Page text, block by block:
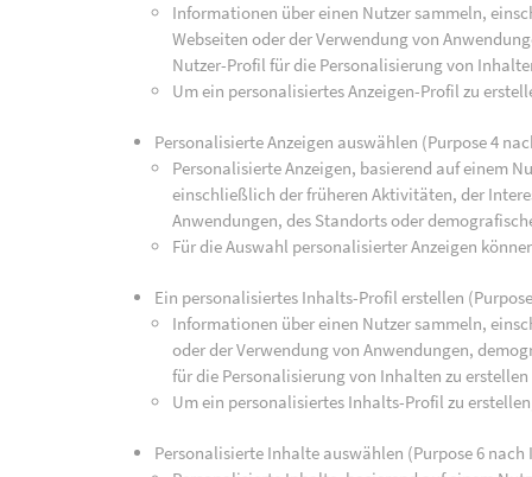
Informationen über einen Nutzer sammeln,
Webseiten oder der Verwendung von
Nutzer-Profil für die Personalisierung von
Um ein personalisiertes Anzeigen-Profil zu
Personalisierte Anzeigen auswählen (Purpose 4
Personalisierte Anzeigen, basierend auf einem
einschließlich der früheren Aktivitäten, der
Anwendungen, des Standorts oder
Für die Auswahl personalisierter Anzeigen
Ein personalisiertes Inhalts-Profil erstellen
Informationen über einen Nutzer sammeln,
oder der Verwendung von Anwendungen,
für die Personalisierung von Inhalten zu
Um ein personalisiertes Inhalts-Profil zu
Personalisierte Inhalte auswählen (Purpose 6 nach